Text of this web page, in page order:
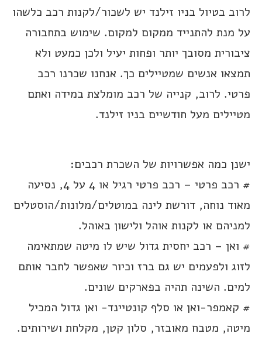
לרוב בטיול בניו זילנד יש לשכור/לקנות רכב כלשהו
על מנת להתנייד ממקום למקום. שימוש בתחבורה
ציבורית מסובך יותר ופחות יעיל ולכן כמעט ולא
תמצאו אנשים שמטיילים כך. אנחנו שכרנו רכב
פרטי. לרוב, קנייה של רכב מומלצת במידה ואתם
מטיילים מעל חודשיים בניו זילנד.
ישנן כמה אפשרויות של השכרת רכבים:
# רכב פרטי – רכב פרטי רגיל או 4 על 4, נסיעה
מאוד נוחה, דורשת לינה במוטלים/מלונות/הוסטלים
למניהם או לקנות אוהל ולישון באוהל.
# ואן – רכב יחסית גדול שיש לו מיטה שמתאימה
לזוג ולפעמים יש גם ברז וכיור שאפשר לחבר אותם
למים. השינה תהיה בפארקים שונים.
# קאמפר-ואן או סלף קונטיינד- ואן גדול המכיל
מיטה, מטבח מאובזר, סלון קטן, מקלחת ושירותים.